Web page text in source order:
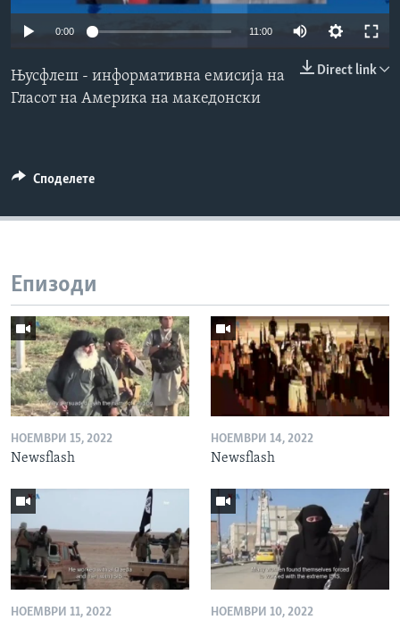
ИНТЕРВЈУА
Јазици
0:00 11:00
Direct link
Њусфлеш - информативна емисија на
Гласот на Америка на македонски
Споделете
Епизоди
НОЕМВРИ 15, 2022
Newsflash
НОЕМВРИ 14, 2022
Newsflash
НОЕМВРИ 11, 2022 НОЕМВРИ 10, 2022